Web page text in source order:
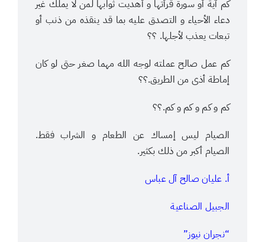
كم آية أو سورة قرأتها و أهديت ثوابها لمن لا يملك غير
دعاء الأحياء و التصدق عليه بما قد ينقذه من ذنب أو
تبعات يعذب لأجلها. ؟؟
كم عمل صالح عملته لوجه الله مهما صغر حتى لو كان
إماطة أذى من الطريق.؟؟
كم و كم و كم و كم.؟؟
الصيام ليس إمساك عن الطعام و الشراب فقط.
الصيام أكبر من ذلك بكثير.
أ. عليان صالح آل عباس
الجبيل الصناعية
“نجران نيوز”